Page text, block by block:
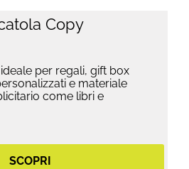
per regali, gift box
e materiale
come libri e
SCOPRI